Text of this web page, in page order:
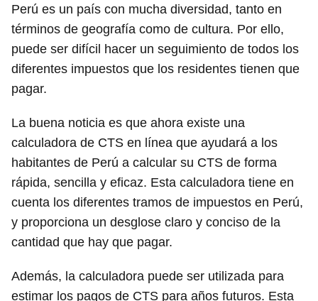
Perú es un país con mucha diversidad, tanto en
términos de geografía como de cultura. Por ello,
puede ser difícil hacer un seguimiento de todos los
diferentes impuestos que los residentes tienen que
pagar.
La buena noticia es que ahora existe una
calculadora de CTS en línea que ayudará a los
habitantes de Perú a calcular su CTS de forma
rápida, sencilla y eficaz. Esta calculadora tiene en
cuenta los diferentes tramos de impuestos en Perú,
y proporciona un desglose claro y conciso de la
cantidad que hay que pagar.
Además, la calculadora puede ser utilizada para
estimar los pagos de CTS para años futuros. Esta